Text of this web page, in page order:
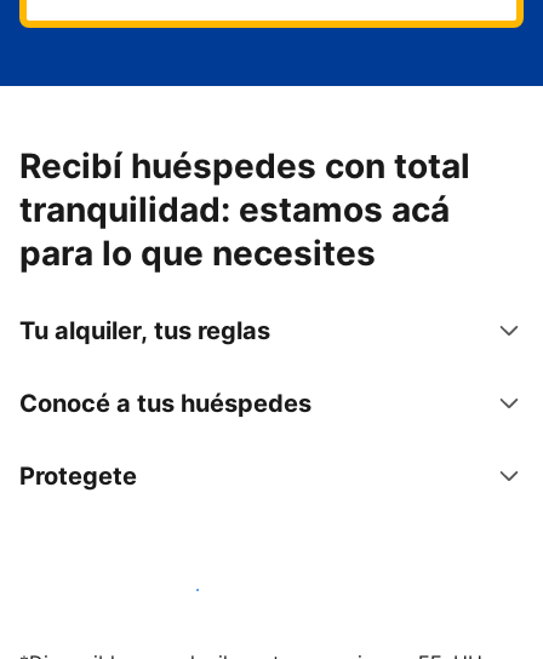
Recibí huéspedes con total
tranquilidad: estamos acá
para lo que necesites
Tu alquiler, tus reglas
Conocé a tus huéspedes
Protegete
Publicá en nuestra plataforma hoy